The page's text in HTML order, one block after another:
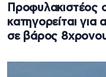
Προφυλακιστέος
κατηγορείται
σε βάρος